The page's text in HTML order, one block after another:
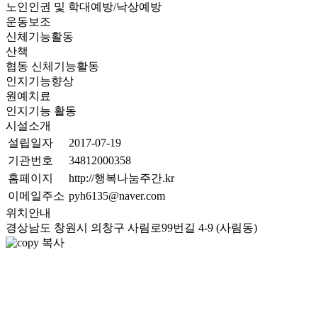
노인인권 및 학대예방/낙상예방
운동보조
신체기능활동
산책
협동 신체기능활동
인지기능향상
원예치료
인지기능 활동
시설소개
설립일자
2017-07-19
기관번호
34812000358
홈페이지
http://행복나눔주간.kr
이메일주소 pyh6135@naver.com
위치안내
경상남도 창원시 의창구 사림로99번길 4-9 (사림동)
복사